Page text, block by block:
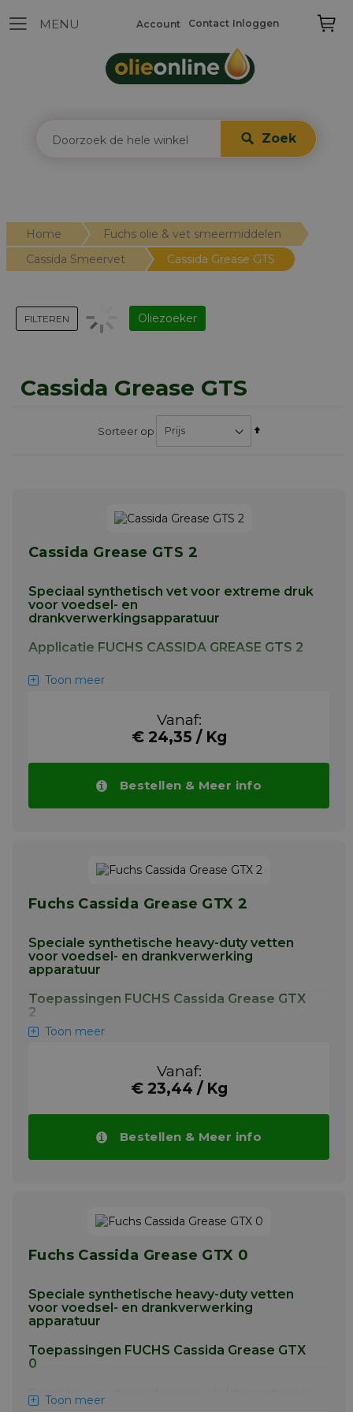
Zoek
Contact Inloggen
Account
Home
Fuchs olie & vet smeermiddelen
Cassida Smeervet
Cassida Grease GTS
Cassida Grease GTS
Sorteer op
Van
Cassida Grease GTS 2
Speciaal synthetisch vet voor extreme druk
voor voedsel- en
drankverwerkingsapparatuur
Applicatie FUCHS CASSIDA GREASE GTS 2
Smering van elektromotoren, pompen,
onder ongunstige omstandigheden werken.
Zwaarbelaste en schokbelaste toepassingen.
antiroestfilm en als lossingsmiddel op
pakkingen en afdichtingen van
tanksluitingen.
Toon meer
Vanaf:
€ 24,35 / Kg
Bestellen & Meer info
Fuchs Cassida Grease GTX 2
Speciale synthetische heavy-duty vetten
voor voedsel- en drankverwerking
apparatuur
Toepassingen FUCHS Cassida Grease GTX
2
Smering van stoomdrogers, elektromotoren,
tandwielkasten en lagers. Lagers met lage
tot gemiddelde snelheid die onder
ongunstige omstandigheden werken. Zwaar
belaste en schokbelaste toepassingen. Kan
ook gebruikt worden als beschermende
anti-roestfilm en als lossingsmiddel op
pakkingen en afdichtingen van
Toon meer
Vanaf:
€ 23,44 / Kg
Bestellen & Meer info
Fuchs Cassida Grease GTX 0
Speciale synthetische heavy-duty vetten
voor voedsel- en drankverwerking
apparatuur
Toepassingen FUCHS Cassida Grease GTX
0
Smering van stoomdrogers, elektromotoren,
pompen, transportbanden, mixers,
Toon meer
FILTEREN Oliezoeker